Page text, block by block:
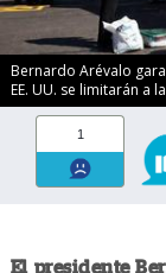
Bernardo Arévalo
EE. UU. se limitarán a
1
El presidente